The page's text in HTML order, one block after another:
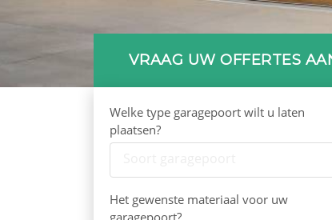
VRAAG UW OFFERTES
Welke type garagepoort wilt u laten
plaatsen?
Het gewenste materiaal voor uw
garagepoort?